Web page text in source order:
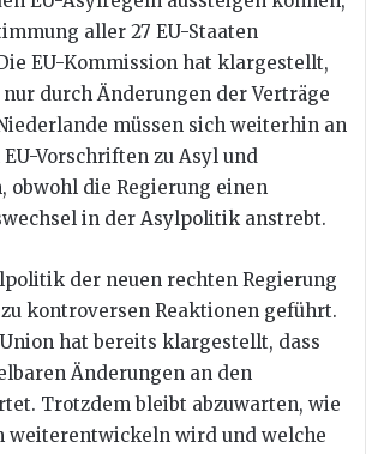
aller 27 EU-Staaten
EU-Kommission hat klargestellt,
nur durch Änderungen der Verträge
müssen sich weiterhin an
Vorschriften zu Asyl und
obwohl die Regierung einen
in der Asylpolitik anstrebt.
der neuen rechten Regierung
kontroversen Reaktionen geführt.
hat bereits klargestellt, dass
Änderungen an den
Trotzdem bleibt abzuwarten, wie
weiterentwickeln wird und welche